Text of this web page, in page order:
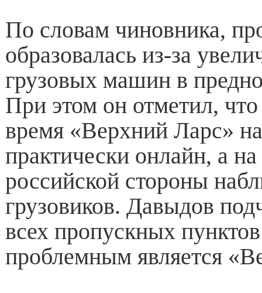
По словам чиновника,
образовалась из-за
грузовых машин в
При этом он отметил,
время «Верхний Ларс» на
практически онлайн, а
российской стороны
грузовиков. Давыдов
всех пропускных
проблемным является